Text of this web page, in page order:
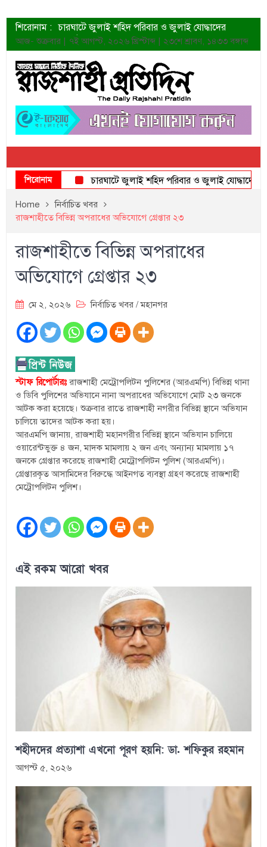
শিরোনাম : চারঘাটে জুলাই শহিদ পরিবার ও জুলাই যোদ্ধাদের
সংবর্ধনা
শহীদদের প্রত্যাশা এখনো পূরণ হয়নি: ডা. শফিকুর রহমান
ত্বক ভালো রাখতে যে ৫ কাজ করবেন
জুলাই স্মৃতি জাদুঘরের দুয়ার খুলেছে উদ্বোধন করলেন
প্রধানমন্ত্রী
শাহরুখের নতুন সিনেমার লুক
কোয়ার্টার ফাইনালে নেইমারের দুর্দান্ত অ্যাসিস্টে সান্তোস
ডেনিস লিয়ামিন রাশিয়ার ড্রোন বাহিনীর প্রধান হলেন
জুলাই শহিদদের আত্মত্যাগ জাতি চিরকাল শ্রদ্ধার সাথে
আজ- শুক্রবার | ৭ই আগস্ট, ২০২৬ খ্রিস্টাব্দ | ২৩শে শ্রাবণ, ১৪৩৩ বঙ্গাব্দ
শিরোনাম চারঘাটে জুলাই শহিদ পরিবার ও জুলাই যোদ্ধাদের
Home
নির্বাচিত খবর
রাজশাহীতে বিভিন্ন অপরাধের অভিযোগে গ্রেপ্তার ২৩
রাজশাহীতে বিভিন্ন অপরাধের
অভিযোগে গ্রেপ্তার ২৩
মে ২, ২০২৬ নির্বাচিত খবর /মহানগর
স্টাফ রিপোর্টারঃ রাজশাহী মেট্রোপলিটন পুলিশের (আরএমপি) বিভিন্ন থানা
ও ডিবি পুলিশের অভিযানে নানা অপরাধের অভিযোগে মোট ২৩ জনকে
আটক করা হয়েছে। শুক্রবার রাতে রাজশাহী নগরীর বিভিন্ন স্থানে অভিযান
চালিয়ে তাদের আটক করা হয়।
আরএমপি জানায়, রাজশাহী মহানগরীর বিভিন্ন স্থানে অভিযান চালিয়ে
ওয়ারেন্টভুক্ত ৪ জন, মাদক মামলায় ২ জন এবং অন্যান্য মামলায় ১৭
জনকে গ্রেপ্তার করেছে রাজশাহী মেট্রোপলিটন পুলিশ (আরএমপি)।
গ্রেপ্তারকৃত আসামিদের বিরুদ্ধে আইনগত ব্যবস্থা গ্রহণ করেছে রাজশাহী
মেট্রোপলিটন পুলিশ।
এই রকম আরো খবর
শহীদদের প্রত্যাশা এখনো পূরণ হয়নি: ডা. শফিকুর রহমান
আগস্ট ৫, ২০২৬